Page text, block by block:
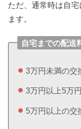
ただ、通常時は自
ます。
自宅までの配送
3万円未満の
3万円以上5万
5万円以上の